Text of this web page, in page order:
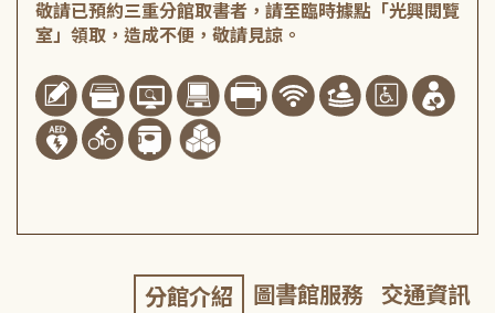
敬請已預約三重分館取書者，請至臨時據點「光興閱覽
室」領取，造成不便，敬請見諒。
分館介紹 圖書館服務 交通資訊